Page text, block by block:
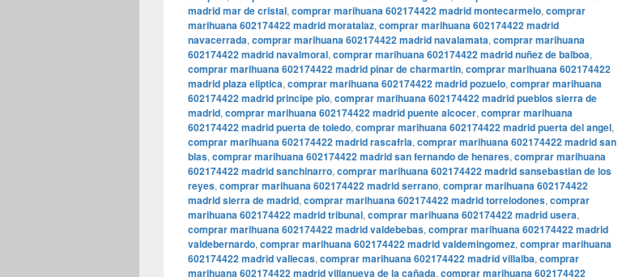
madrid mar de cristal, comprar marihuana 602174422 madrid montecarmelo, comprar
marihuana 602174422 madrid moratalaz, comprar marihuana 602174422 madrid
navacerrada, comprar marihuana 602174422 madrid navalamata, comprar marihuana
602174422 madrid navalmoral, comprar marihuana 602174422 madrid nuñez de balboa,
comprar marihuana 602174422 madrid pinar de charmartin, comprar marihuana 602174422
madrid plaza eliptica, comprar marihuana 602174422 madrid pozuelo, comprar marihuana
602174422 madrid principe pio, comprar marihuana 602174422 madrid pueblos sierra de
madrid, comprar marihuana 602174422 madrid puente alcocer, comprar marihuana
602174422 madrid puerta de toledo, comprar marihuana 602174422 madrid puerta del angel,
comprar marihuana 602174422 madrid rascafria, comprar marihuana 602174422 madrid san
blas, comprar marihuana 602174422 madrid san fernando de henares, comprar marihuana
602174422 madrid sanchinarro, comprar marihuana 602174422 madrid sansebastian de los
reyes, comprar marihuana 602174422 madrid serrano, comprar marihuana 602174422
madrid sierra de madrid, comprar marihuana 602174422 madrid torrelodones, comprar
marihuana 602174422 madrid tribunal, comprar marihuana 602174422 madrid usera,
comprar marihuana 602174422 madrid valdebebas, comprar marihuana 602174422 madrid
valdebernardo, comprar marihuana 602174422 madrid valdemingomez, comprar marihuana
602174422 madrid vallecas, comprar marihuana 602174422 madrid villalba, comprar
marihuana 602174422 madrid villanueva de la cañada, comprar marihuana 602174422